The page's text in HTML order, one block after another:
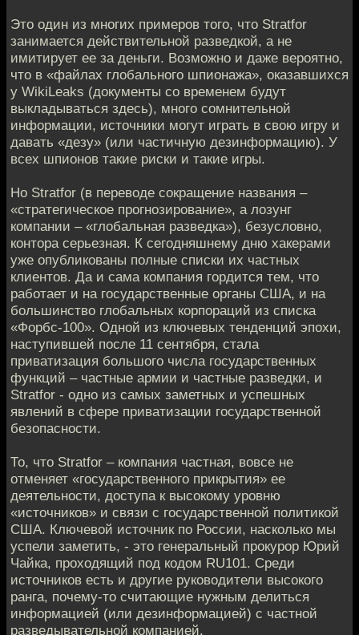
Это один из многих примеров того, что Stratfor
занимается действительной разведкой, а не
имитирует ее за деньги. Возможно и даже вероятно,
что в «файлах глобального шпионажа», оказавшихся
у WikiLeaks (документы со временем будут
выкладываться здесь), много сомнительной
информации, источники могут играть в свою игру и
давать «дезу» (или частичную дезинформацию). У
всех шпионов такие риски и такие игры.
Но Stratfor (в переводе сокращение названия –
«стратегическое прогнозирование», а лозунг
компании – «глобальная разведка»), безусловно,
контора серьезная. К сегодняшнему дню хакерами
уже опубликованы полные списки их частных
клиентов. Да и сама компания гордится тем, что
работает и на государственные органы США, и на
большинство глобальных корпораций из списка
«Форбс-100». Одной из ключевых тенденций эпохи,
наступившей после 11 сентября, стала
приватизация большого числа государственных
функций – частные армии и частные разведки, и
Stratfor - одно из самых заметных и успешных
явлений в сфере приватизации государственной
безопасности.
То, что Stratfor – компания частная, вовсе не
отменяет «государственного прикрытия» ее
деятельности, доступа к высокому уровню
«источников» и связи с государственной политикой
США. Ключевой источник по России, насколько мы
успели заметить, - это генеральный прокурор Юрий
Чайка, проходящий под кодом RU101. Среди
источников есть и другие руководители высокого
ранга, почему-то считающие нужным делиться
информацией (или дезинформацией) с частной
разведывательной компанией.